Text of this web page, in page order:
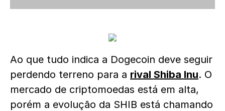
Ao que tudo indica a Dogecoin deve seguir
perdendo terreno para a rival Shiba Inu. O
mercado de criptomoedas está em alta,
porém a evolução da SHIB está chamando